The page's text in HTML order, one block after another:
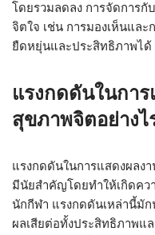
โดยรวมลดลง การจัดการกั
จิตใจ เช่น การมองเห็นและ
ยืดหยุ่นและประสิทธิภาพได้
แรงกดดันในกา
สุขภาพจิตอย่างไ
แรงกดดันในการแสดงผลง
มีนัยสำคัญโดยทำให้เกิดคว
นักกีฬา แรงกดดันเหล่านี้มัก
ผลเสียต่อทั้งประสิทธิภาพแ